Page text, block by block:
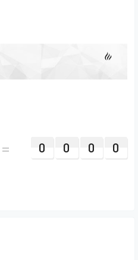
= 0 0 0 0